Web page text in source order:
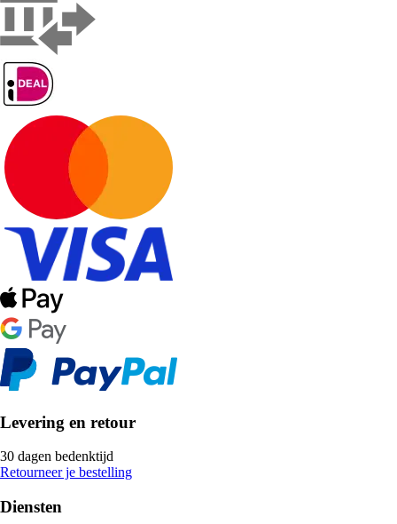
Levering en retour
30 dagen bedenktijd
Retourneer je bestelling
Diensten